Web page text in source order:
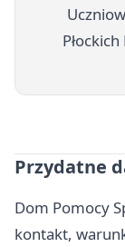
Przydatne
Dom Pomocy
kontakt,